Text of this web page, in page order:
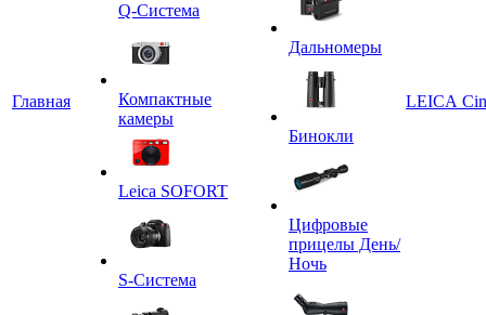
Главная
Q-Cистема
Компактные
камеры
Leica SOFORT
S-Система
Дальномеры
Бинокли
Цифровые
прицелы День/
Ночь
LEICA